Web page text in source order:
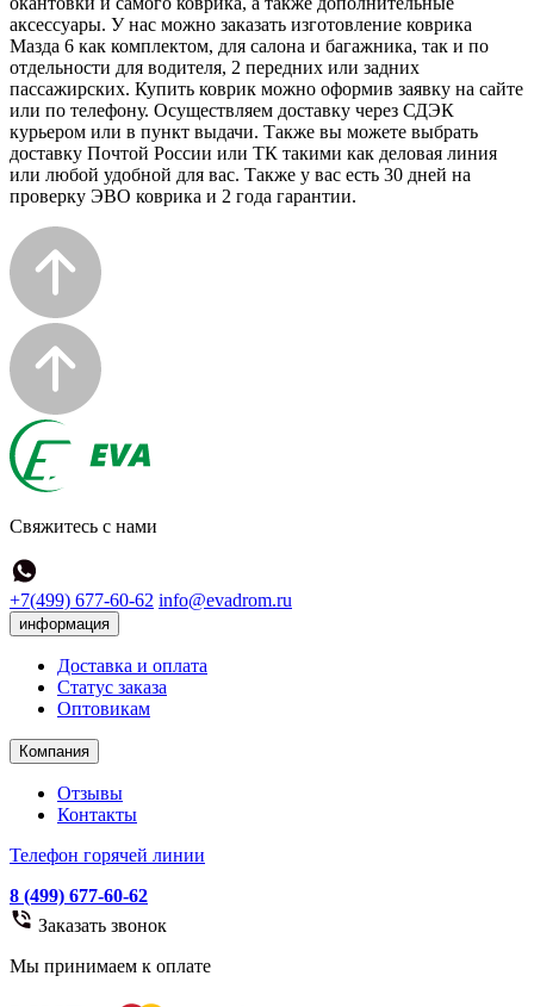
аксессуары. У нас можно заказать изготовление коврика
Мазда 6 как комплектом, для салона и багажника, так и по
отдельности для водителя, 2 передних или задних
пассажирских. Купить коврик можно оформив заявку на сайте
или по телефону. Осуществляем доставку через СДЭК
курьером или в пункт выдачи. Также вы можете выбрать
доставку Почтой России или ТК такими как деловая линия
или любой удобной для вас. Также у вас есть 30 дней на
проверку ЭВО коврика и 2 года гарантии.
Свяжитесь с нами
+7(499) 677-60-62 info@evadrom.ru
информация
Доставка и оплата
Статус заказа
Оптовикам
Компания
Отзывы
Контакты
Телефон горячей линии
8 (499) 677-60-62
Заказать звонок
Мы принимаем к оплате